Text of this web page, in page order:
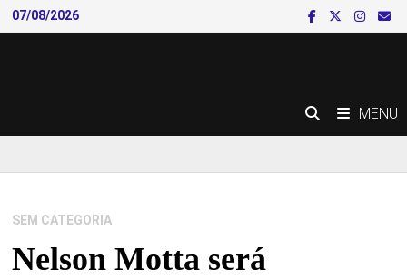
Skip
to
07/08/2026
MENU
SEM CATEGORIA
Nelson Motta será